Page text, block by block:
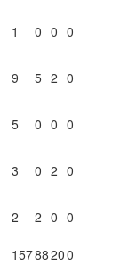
1 0 0 0
9 5 2 0
5 0 0 0
3 0 2 0
2 2 0 0
15788200